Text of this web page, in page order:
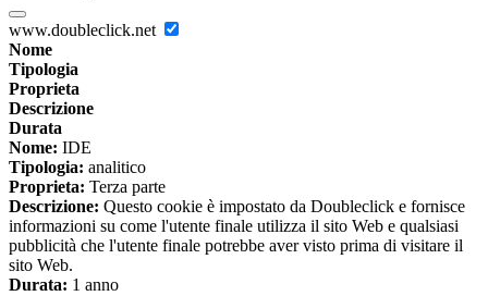
www.doubleclick.net
Nome
Tipologia
Proprieta
Descrizione
Durata
Nome: IDE
Tipologia: analitico
Proprieta: Terza parte
Descrizione: Questo cookie è impostato da Doubleclick e fornisce
informazioni su come l'utente finale utilizza il sito Web e qualsiasi
pubblicità che l'utente finale potrebbe aver visto prima di visitare il
sito Web.
Durata: 1 anno